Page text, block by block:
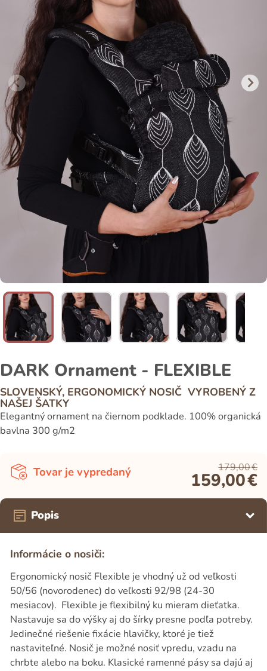
DARK Ornament - FLEXIBLE
SLOVENSKÝ, ERGONOMICKÝ NOSIČ VYROBENÝ Z
NAŠEJ ŠATKY
Elegantný ornament na čiernom podklade. 100% organická
bavlna 300 g/m2
Tovar je vypredaný 179,00€
159,00€
Popis
Informácie o nosiči:
Ergonomický nosič Flexible je vhodný už od veľkosti
50/56 (novorodenec) do veľkosti 92/98 (24-30
mesiacov). Flexible je flexibilný ku mieram dieťatka.
Nastavuje sa do výšky aj do šírky presne podľa potreby.
Jedinečné riešenie fixácie hlavičky, ktoré je tiež
nastaviteľné. Nosič je možné nosiť vpredu, vzadu na
chrbte alebo na boku. Klasické ramenné pásy sa dajú aj